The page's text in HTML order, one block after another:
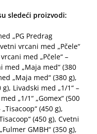
sledeći proizvodi:
„PG Predrag
vrcani med „Pčele“
med „Pčele“ –
med „Maja med“ (380
„Maja med“ (380 g),
Livadski med „1/1“ –
„1/1“ „Gomex“ (500
(450 g),
(450 g), Cvetni
GMBH“ (350 g),